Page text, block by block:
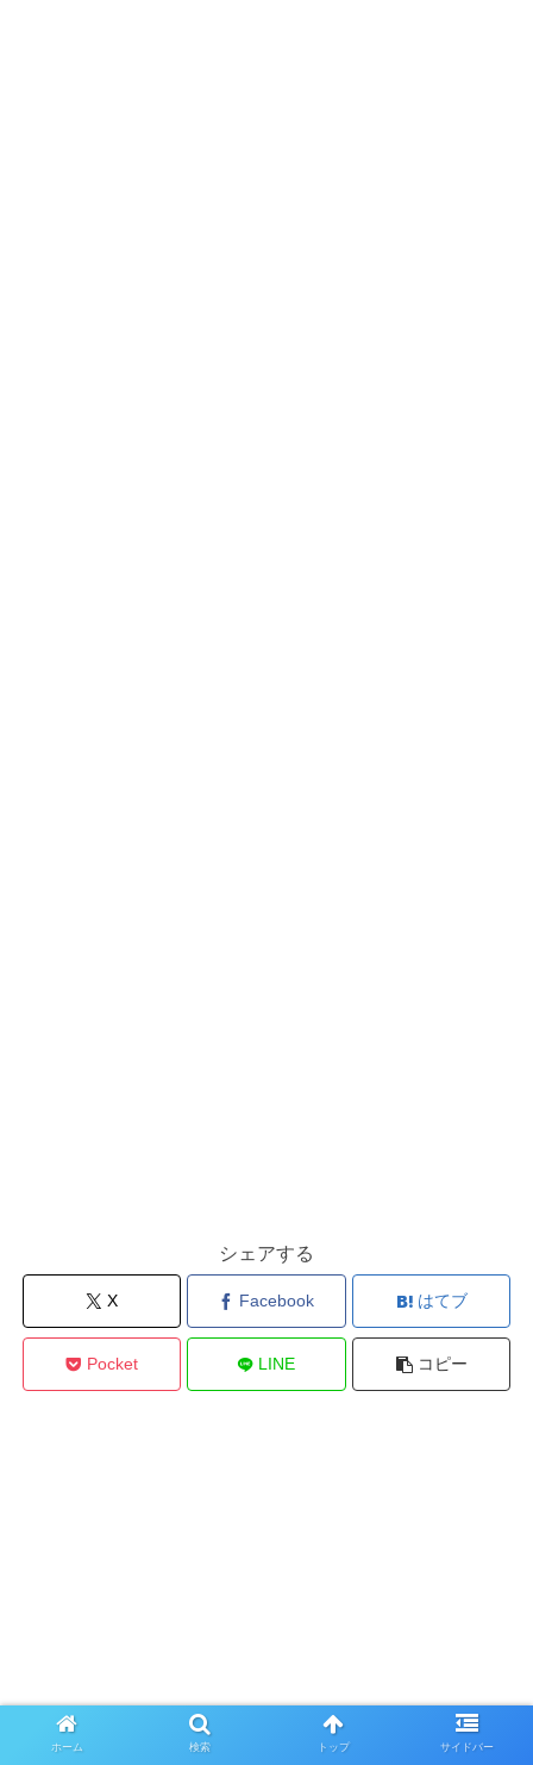
シェアする
X Facebook はてブ
Pocket LINE コピー
ホーム 検索 トップ サイドバー